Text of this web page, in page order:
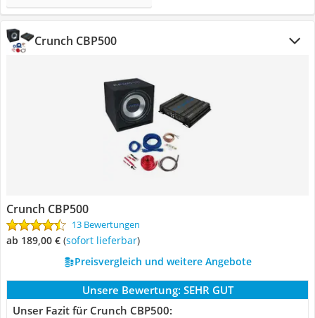
Crunch CBP500
Crunch CBP500
13 Bewertungen
ab 189,00 € ( Sofort lieferbar)
Preisvergleich und weitere Angebote
Unsere Bewertung: SEHR GUT
Unser Fazit für Crunch CBP500: